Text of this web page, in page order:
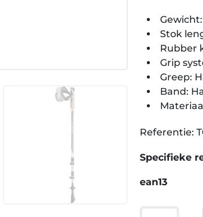
Stok
Rubber
Grip
Greep:
Band:
Referentie:
Specifieke
ean13